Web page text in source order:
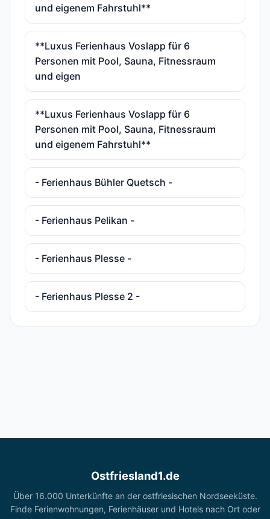
und eigenem Fahrstuhl**
**Luxus Ferienhaus Voslapp für 6
Personen mit Pool, Sauna, Fitnessraum
und eigen
**Luxus Ferienhaus Voslapp für 6
Personen mit Pool, Sauna, Fitnessraum
und eigenem Fahrstuhl**
- Ferienhaus Bühler Quetsch -
- Ferienhaus Pelikan -
- Ferienhaus Plesse -
- Ferienhaus Plesse 2 -
Ostfriesland1.de
Über 16.000 Unterkünfte an der ostfriesischen Nordseeküste.
Finde Ferienwohnungen, Ferienhäuser und Hotels nach Ort oder